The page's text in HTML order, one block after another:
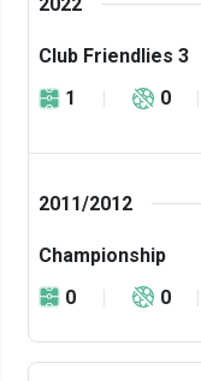
Club Friendlies 3
1
0
2011/2012
Championship
0
0